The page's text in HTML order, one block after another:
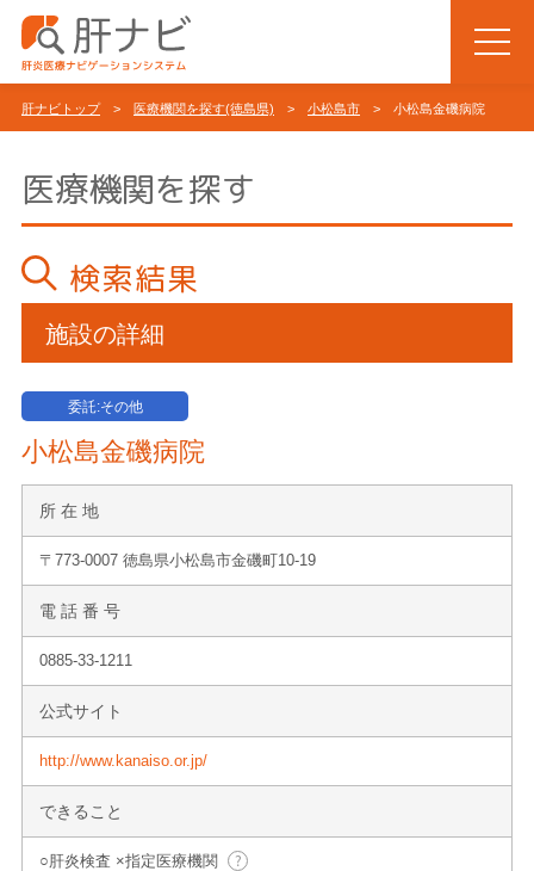
肝ナビトップ> 医療機関を探す(徳島県) > 小松島市 > 小松島金磯病院
医療機関を探す
検索結果
施設の詳細
委託:その他
小松島金磯病院
所 在 地
〒773-0007 徳島県小松島市金磯町10-19
電 話 番 号
0885-33-1211
公式サイト
http://www.kanaiso.or.jp/
できること
○肝炎検査 ×指定医療機関